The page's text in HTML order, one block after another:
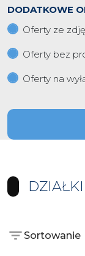
DODATKOWE
Oferty ze
Oferty bez
Oferty na
DZIAŁKI
Sortowanie